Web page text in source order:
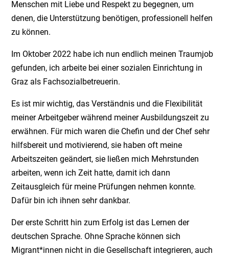
Menschen mit Liebe und Respekt zu begegnen, um
denen, die Unterstützung benötigen, professionell helfen
zu können.
Im Oktober 2022 habe ich nun endlich meinen Traumjob
gefunden, ich arbeite bei einer sozialen Einrichtung in
Graz als Fachsozialbetreuerin.
Es ist mir wichtig, das Verständnis und die Flexibilität
meiner Arbeitgeber während meiner Ausbildungszeit zu
erwähnen. Für mich waren die Chefin und der Chef sehr
hilfsbereit und motivierend, sie haben oft meine
Arbeitszeiten geändert, sie ließen mich Mehrstunden
arbeiten, wenn ich Zeit hatte, damit ich dann
Zeitausgleich für meine Prüfungen nehmen konnte.
Dafür bin ich ihnen sehr dankbar.
Der erste Schritt hin zum Erfolg ist das Lernen der
deutschen Sprache. Ohne Sprache können sich
Migrant*innen nicht in die Gesellschaft integrieren, auch